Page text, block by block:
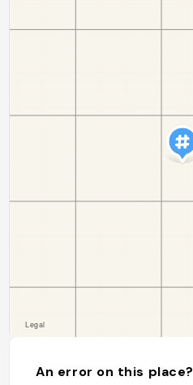
An error on this place?